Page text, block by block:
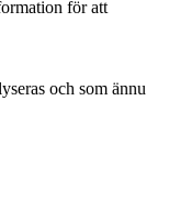
för att
och som ännu